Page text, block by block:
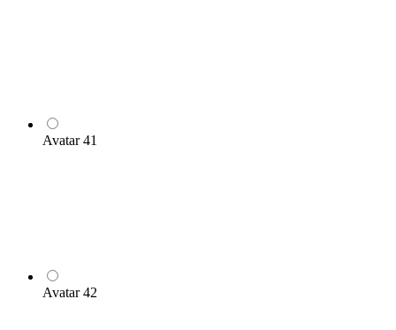
Avatar 41
Avatar 42